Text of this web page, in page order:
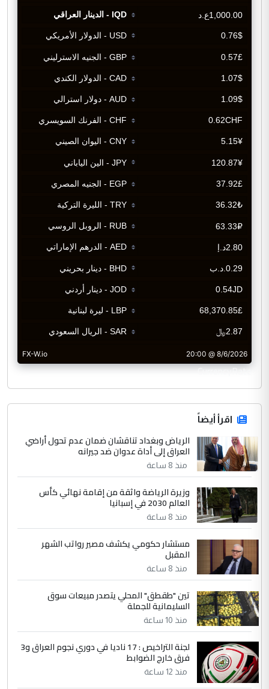
CurrencyRate
اقرأ أيضاً
الرياض وبغداد تناقشان ضمان عدم تحول أراضي
العراق إلى أداة عدوان ضد جيرانه
منذ 8 ساعة
وزيرة الرياضة واثقة من إقامة نهائي كأس
العالم 2030 في إسبانيا
منذ 8 ساعة
مستشار حكومي يكشف مصير رواتب الشهر
المقبل
منذ 8 ساعة
تين "طقطق" المحلي يتصدر مبيعات سوق
السليمانية للجملة
منذ 10 ساعة
لجنة التراخيص : 17 ناديا في دوري نجوم العراق و3
فرق خارج الضوابط
منذ 12 ساعة